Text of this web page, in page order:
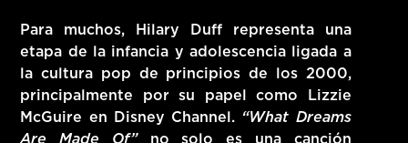
Para muchos, Hilary Duff representa una
etapa de la infancia y adolescencia ligada a
la cultura pop de principios de los 2000,
principalmente por su papel como
Lizzie
McGuire en Disney Channel. “What Dreams
Are Made Of”no solo es una canción